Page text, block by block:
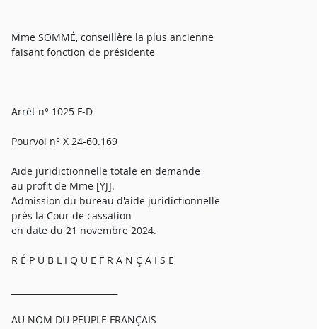
Mme SOMMÉ, conseillère la plus ancienne
faisant fonction de présidente
Arrêt n° 1025 F-D
Pourvoi n° X 24-60.169
Aide juridictionnelle totale en demande
au profit de Mme [YJ].
Admission du bureau d'aide juridictionnelle
près la Cour de cassation
en date du 21 novembre 2024.
R É P U B L I Q U E F R A N Ç A I S E
AU NOM DU PEUPLE FRANÇAIS